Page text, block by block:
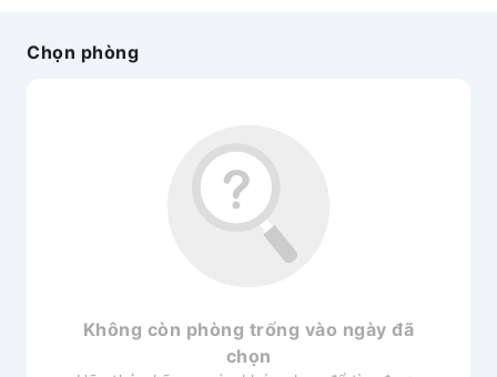
Chọn phòng
Không còn phòng trống vào ngày đã
chọn